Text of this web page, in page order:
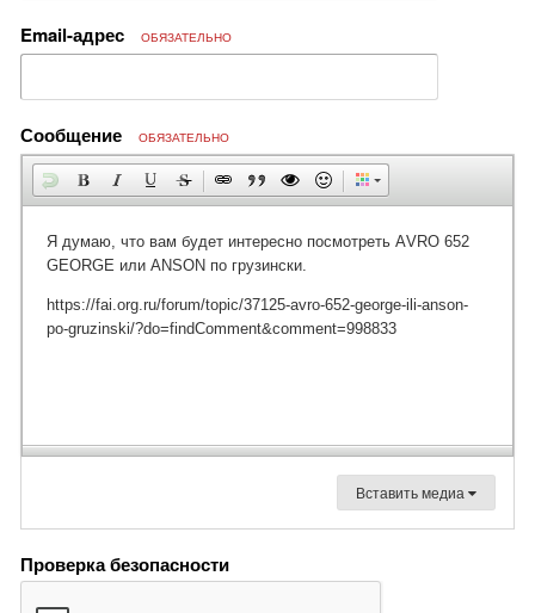
Email-адрес ОБЯЗАТЕЛЬНО
Сообщение ОБЯЗАТЕЛЬНО
Вставить медиа
Проверка безопасности